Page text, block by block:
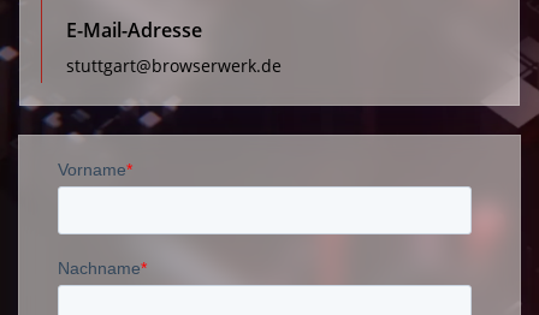
E-Mail-Adresse
stuttgart@browserwerk.de